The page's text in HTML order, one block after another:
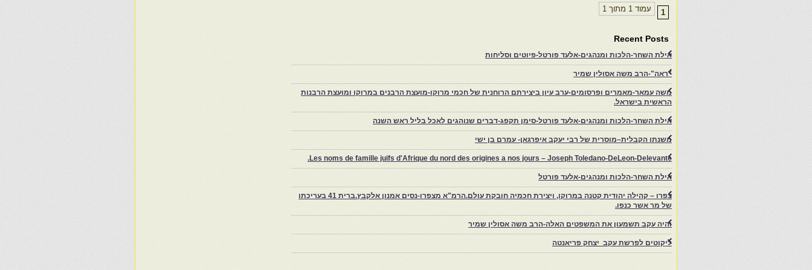
עמוד 1 מתוך 1 1
Recent Posts
אילת השחר-הלכות ומנהגים-אלעד פורטל-פיוטים וסליחות
"ראה"-הרב משה אסולין שמיר
משה עמאר-מאמרים ופרסומים-ערב עיון ביצירתם הרוחנית של חכמי מרוקו-מועצת הרבנים במרוקו ומועצת הרבנות
הראשית בישראל.
אילת השחר-הלכות ומנהגים-אלעד פורטל-סימן תקפג-דברים שנוהגים לאכל בליל ראש השנה
משנתו הקבלית–מוסרית של רבי יעקב איפרגאן- עמרם בן ישי
Les noms de famille juifs d'Afrique du nord des origines a nos jours – Joseph Toledano-DeLeon-Delevante.
אילת השחר-הלכות ומנהגים-אלעד פורטל
צפרו – קהילה יהודית קטנה במרוקו, ויצירת חכמיה חובקת עולם.הרמ"א מצפרו-נסים אמנון אלקבץ.ברית 41 בעריכתו
של מר אשר כנפו.
והיה עקב תשמעון את המשפטים האלה-הרב משה אסולין שמיר
ליקוטים לפרשת עקב יצחק פריאנטה